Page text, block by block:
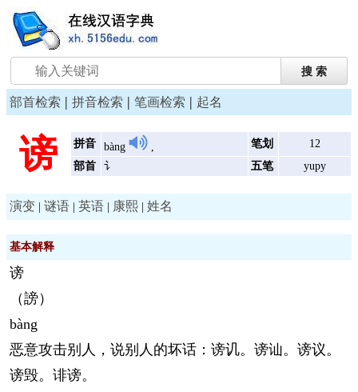
部首检索 | 拼音检索 | 笔画检索 | 起名
谤 拼音 bàng , 笔划
12
部首
讠 五笔 yupy
演变 谜语 英语 康熙 姓名
基本解释
谤
（謗）
bàng
恶意攻击别人，说别人的坏话：谤讥。谤讪。谤议。
谤毁。诽谤。